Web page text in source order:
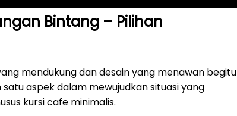
Bintang – Pilihan
mendukung dan desain yang menawan begitu
aspek dalam mewujudkan situasi yang
kursi cafe minimalis.